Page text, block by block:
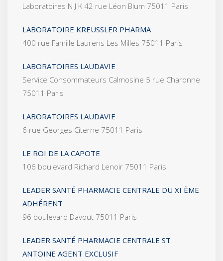
Laboratoires N J K 42 rue Léon Blum 75011 Paris
LABORATOIRE KREUSSLER PHARMA
400 rue Famille Laurens Les Milles 75011 Paris
LABORATOIRES LAUDAVIE
Service Consommateurs Calmosine 5 rue Charonne
75011 Paris
LABORATOIRES LAUDAVIE
6 rue Georges Citerne 75011 Paris
LE ROI DE LA CAPOTE
106 boulevard Richard Lenoir 75011 Paris
LEADER SANTÉ PHARMACIE CENTRALE DU XI ÈME
ADHÉRENT
96 boulevard Davout 75011 Paris
LEADER SANTÉ PHARMACIE CENTRALE ST
ANTOINE AGENT EXCLUSIF